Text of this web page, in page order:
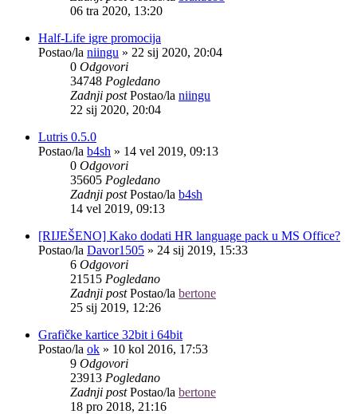
06 tra 2020, 13:20
Half-Life igre promocija
Postao/la niingu » 22 sij 2020, 20:04
0 Odgovori
34748 Pogledano
Zadnji postPostao/la niingu
22 sij 2020, 20:04
Lutris 0.5.0
Postao/la b4sh » 14 vel 2019, 09:13
0 Odgovori
35605 Pogledano
Zadnji postPostao/la b4sh
14 vel 2019, 09:13
[RIJEŠENO] Kako dodati HR language pack u MS Office?
Postao/la Davor1505 » 24 sij 2019, 15:33
6 Odgovori
21515 Pogledano
Zadnji postPostao/la bertone
25 sij 2019, 12:26
Grafičke kartice 32bit i 64bit
Postao/la ok » 10 kol 2016, 17:53
9 Odgovori
23913 Pogledano
Zadnji postPostao/la bertone
18 pro 2018, 21:16